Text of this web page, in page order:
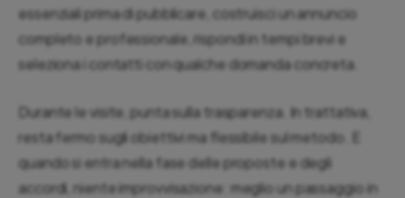
essenziali prima di pubblicare, costruisci un annuncio
completo e professionale, rispondi in tempi brevi e
seleziona i contatti con qualche domanda concreta.
Durante le visite, punta sulla trasparenza. In trattativa,
resta fermo sugli obiettivi ma flessibile sul metodo. E
quando si entra nella fase delle proposte e degli
accordi, niente improvvisazione: meglio un passaggio in